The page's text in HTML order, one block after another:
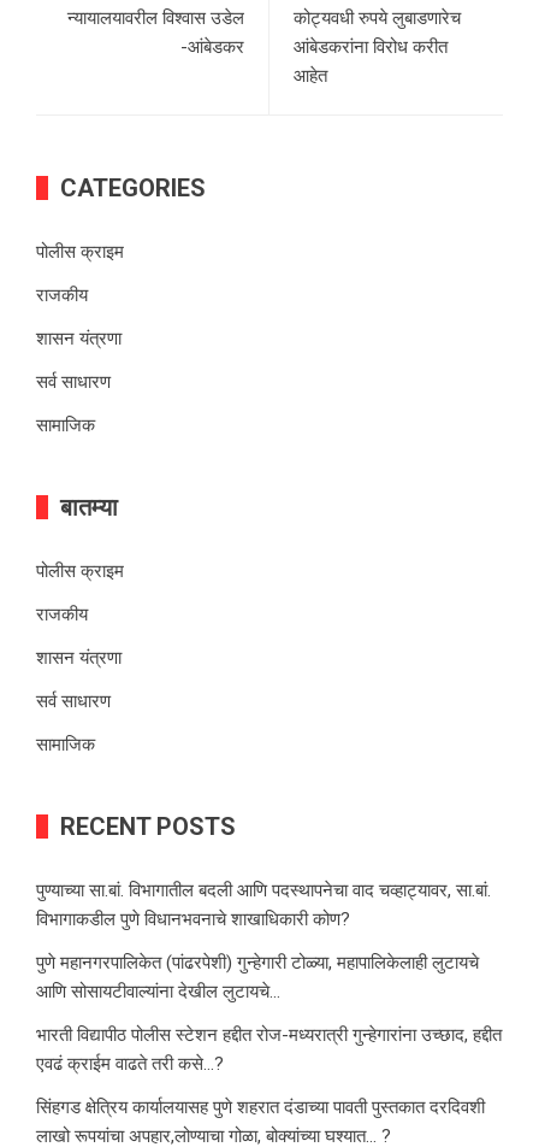
न्यायालयावरील विश्वास उडेल
-आंबेडकर
कोट्यवधी रुपये लुबाडणारेच
आंबेडकरांना विरोध करीत
आहेत
CATEGORIES
पोलीस क्राइम
राजकीय
शासन यंत्रणा
सर्व साधारण
सामाजिक
बातम्या
पोलीस क्राइम
राजकीय
शासन यंत्रणा
सर्व साधारण
सामाजिक
RECENT POSTS
पुण्याच्या सा.बां. विभागातील बदली आणि पदस्थापनेचा वाद चव्हाट्यावर, सा.बां.
विभागाकडील पुणे विधानभवनाचे शाखाधिकारी कोण?
पुणे महानगरपालिकेत (पांढरपेशी) गुन्हेगारी टोळ्या, महापालिकेलाही लुटायचे
आणि सोसायटीवाल्यांना देखील लुटायचे…
भारती विद्यापीठ पोलीस स्टेशन हद्दीत रोज-मध्यरात्री गुन्हेगारांना उच्छाद, हद्दीत
एवढं क्राईम वाढते तरी कसे…?
सिंहगड क्षेत्रिय कार्यालयासह पुणे शहरात दंडाच्या पावती पुस्तकात दरदिवशी
लाखो रूपयांचा अपहार,लोण्याचा गोळा, बोक्यांच्या घश्यात… ?